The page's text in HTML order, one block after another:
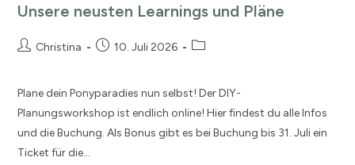
Unsere neusten Learnings und Pläne
Christina 10. Juli 2026
Plane dein Ponyparadies nun selbst! Der DIY-
Planungsworkshop ist endlich online! Hier findest du alle Infos
und die Buchung. Als Bonus gibt es bei Buchung bis 31. Juli ein
Ticket für die…